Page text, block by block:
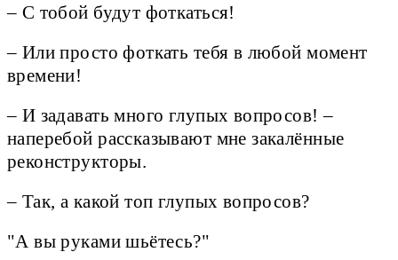
– С тобой будут фоткаться!
– Или просто фоткать тебя в любой момент
времени!
– И задавать много глупых вопросов! –
наперебой рассказывают мне закалённые
реконструкторы.
– Так, а какой топ глупых вопросов?
"А вы руками шьётесь?"